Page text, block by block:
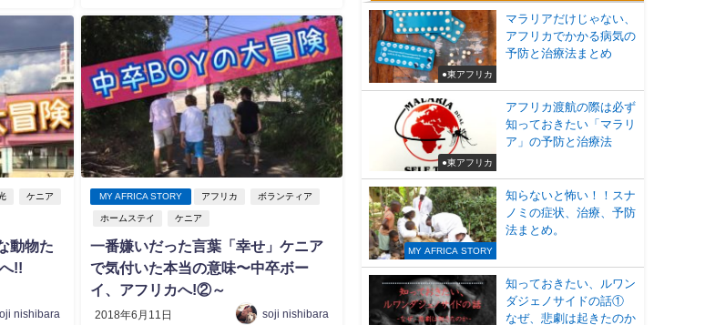
ケニア
動物た
!!
nishibara
MY AFRICA STORY アフリカ ボランティア
ホームステイ ケニア
一番嫌いだった言葉「幸せ」ケニア
で気付いた本当の意味〜中卒ボー
イ、アフリカへ!②～
2018年6月11日 soji nishibara
●東アフリカ
マラリアだけじゃない、
アフリカでかかる病気の
予防と治療法まとめ
●東アフリカ
アフリカ渡航の際は必ず
知っておきたい「マラリ
ア」の予防と治療法
MY AFRICA STORY
知らないと怖い！！スナ
ノミの症状、治療、予防
法まとめ。
知っておきたい、ルワン
ダジェノサイドの話①
なぜ、悲劇は起きたのか